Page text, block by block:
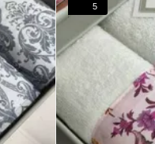
5